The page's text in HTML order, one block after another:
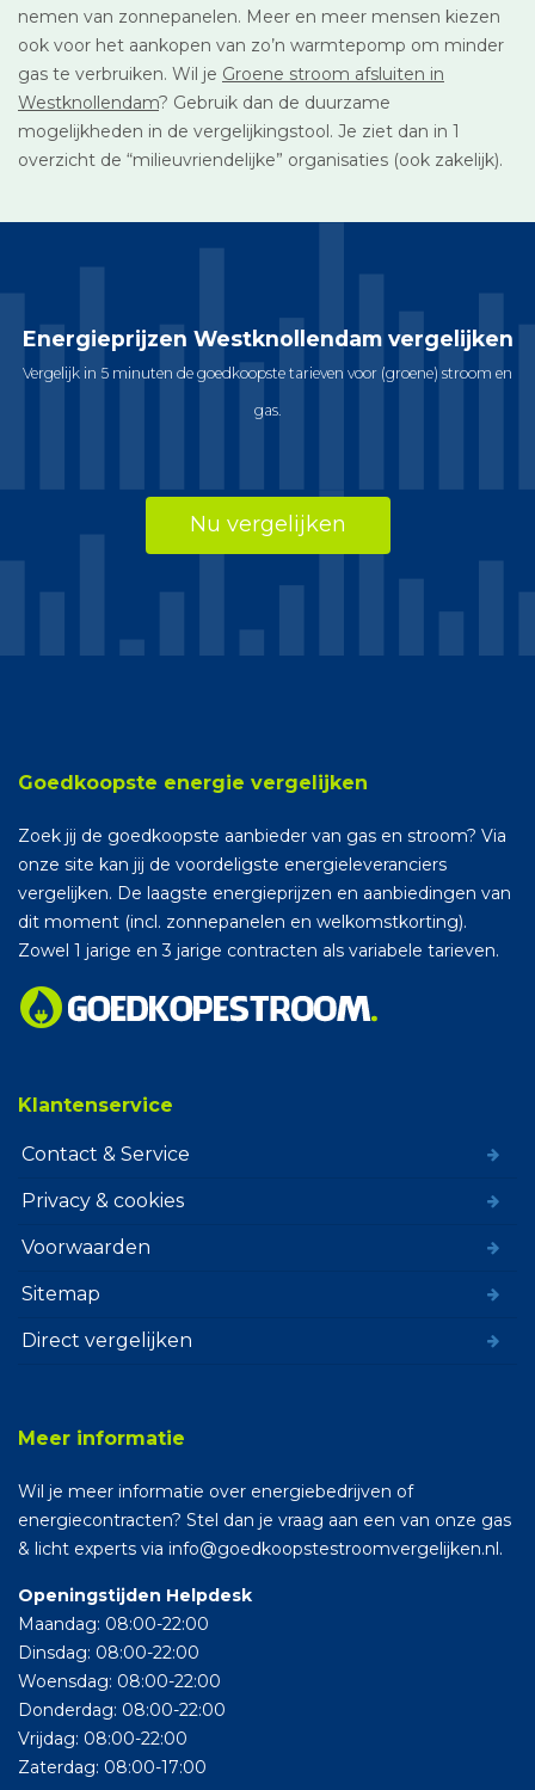
nemen van zonnepanelen. Meer en meer mensen kiezen
ook voor het aankopen van zo’n warmtepomp om minder
gas te verbruiken. Wil je Groene stroom afsluiten in
Westknollendam? Gebruik dan de duurzame
mogelijkheden in de vergelijkingstool. Je ziet dan in 1
overzicht de “milieuvriendelijke” organisaties (ook zakelijk).
Energieprijzen Westknollendam vergelijken
Vergelijk in 5 minuten de goedkoopste tarieven voor (groene) stroom en
gas.
Nu vergelijken
Goedkoopste energie vergelijken
Zoek jij de goedkoopste aanbieder van gas en stroom? Via
onze site kan jij de voordeligste energieleveranciers
vergelijken. De laagste energieprijzen en aanbiedingen van
dit moment (incl. zonnepanelen en welkomstkorting).
Zowel 1 jarige en 3 jarige contracten als variabele tarieven.
Klantenservice
Contact & Service
Privacy & cookies
Voorwaarden
Sitemap
Direct vergelijken
Meer informatie
Wil je meer informatie over energiebedrijven of
energiecontracten? Stel dan je vraag aan een van onze gas
& licht experts via info@goedkoopstestroomvergelijken.nl.
Openingstijden Helpdesk
Maandag: 08:00-22:00
Dinsdag: 08:00-22:00
Woensdag: 08:00-22:00
Donderdag: 08:00-22:00
Vrijdag: 08:00-22:00
Zaterdag: 08:00-17:00